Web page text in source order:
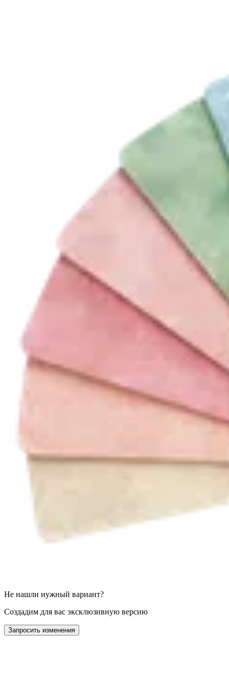
Не нашли нужный вариант?
Создадим для вас эксклюзивную версию
Запросить изменения